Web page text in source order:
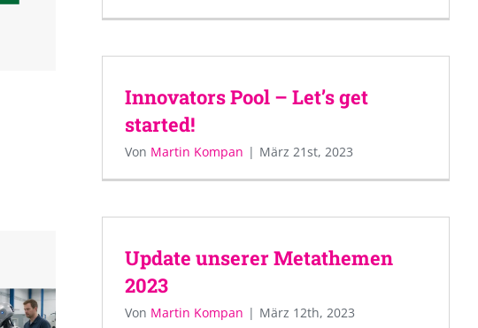
Innovators Pool – Let’s get
started!
Von Martin Kompan | März 21st, 2023
Update unserer Metathemen
2023
Von Martin Kompan | März 12th, 2023